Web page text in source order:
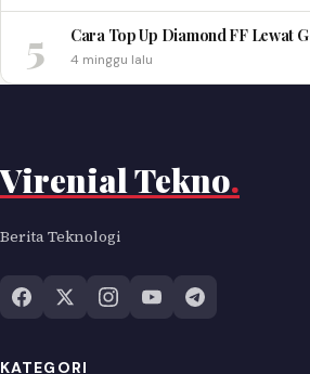
5 Cara Top Up Diamond FF Lewat
4 minggu lalu
Virenial Tekno.
Berita Teknologi
KATEGORI